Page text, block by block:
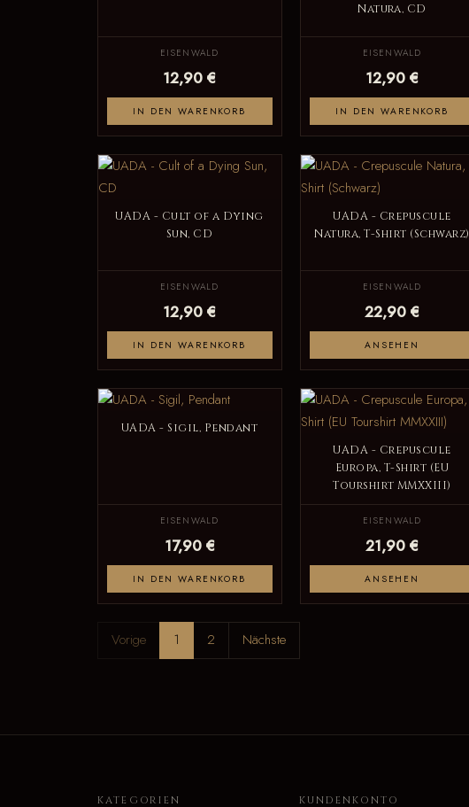
EISENWALD
12,90 €
IN DEN WARENKORB
Natura, CD
EISENWALD
12,90 €
IN DEN WARENKORB
UADA - Cult of a Dying
Sun, CD
EISENWALD
12,90 €
IN DEN WARENKORB
UADA - Crepuscule
Natura, T-Shirt (Schwarz)
EISENWALD
22,90 €
ANSEHEN
UADA - Sigil, Pendant
EISENWALD
17,90 €
IN DEN WARENKORB
UADA - Crepuscule
Europa, T-Shirt (EU
Tourshirt MMXXIII)
EISENWALD
21,90 €
ANSEHEN
Vorige 1 2 Nächste
KATEGORIEN KUNDENKONTO